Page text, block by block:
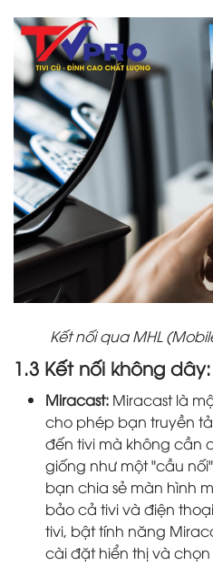
Kết nối qua MHL
1.3 Kết nối không dây:
Miracast: Miracast là
cho phép bạn truyền
đến tivi mà không cần
giống như một "cầu
bạn chia sẻ màn hình
bảo cả tivi và điện
tivi, bật tính năng
cài đặt hiển thị và